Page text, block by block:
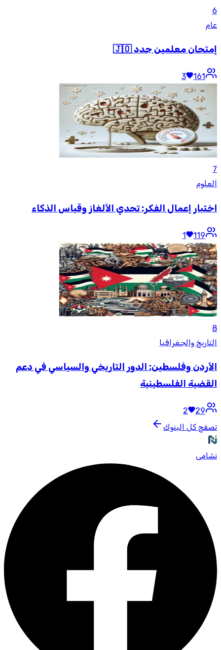
6
عام
إمتحان معلمين جدد 🇯🇴
161
3
7
العلوم
اختبار إعمال الفكر: تحدي الألغاز وقياس الذكاء
119
1
8
التاريخ والجغرافيا
الأردن وفلسطين: الدور التاريخي والسياسي في دعم
القضية الفلسطينية
29
2
تصفح كل البنوك
نشامى